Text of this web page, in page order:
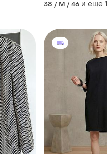
38 / M / 46 и еще 1